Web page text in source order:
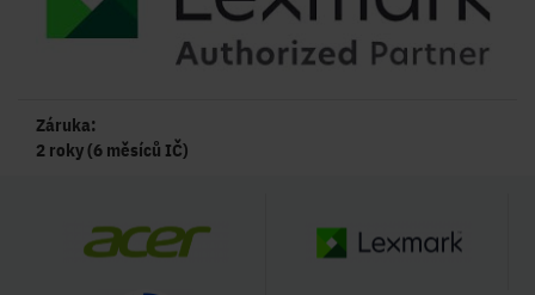
Záruka:
2 roky (6 měsíců IČ)